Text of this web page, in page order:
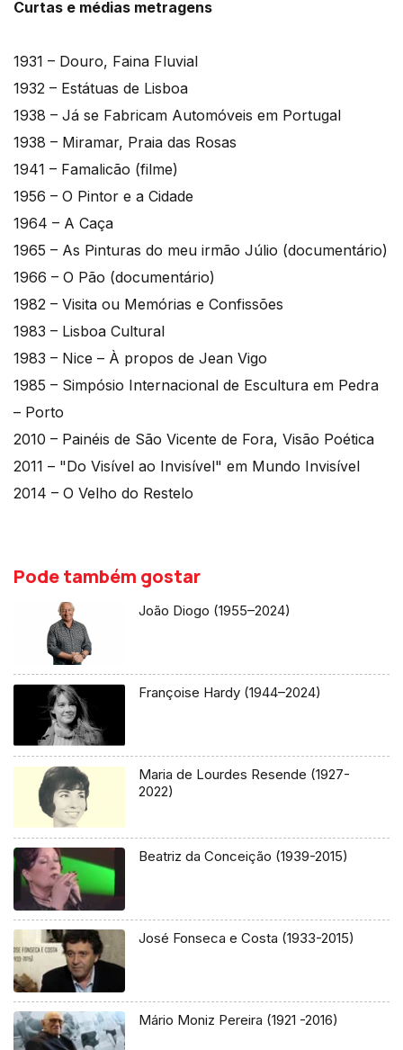
Curtas e médias metragens
1931 – Douro, Faina Fluvial
1932 – Estátuas de Lisboa
1938 – Já se Fabricam Automóveis em Portugal
1938 – Miramar, Praia das Rosas
1941 – Famalicão (filme)
1956 – O Pintor e a Cidade
1964 – A Caça
1965 – As Pinturas do meu irmão Júlio (documentário)
1966 – O Pão (documentário)
1982 – Visita ou Memórias e Confissões
1983 – Lisboa Cultural
1983 – Nice – À propos de Jean Vigo
1985 – Simpósio Internacional de Escultura em Pedra
– Porto
2010 – Painéis de São Vicente de Fora, Visão Poética
2011 – "Do Visível ao Invisível" em Mundo Invisível
2014 – O Velho do Restelo
Pode também gostar
João Diogo (1955–2024)
Françoise Hardy (1944–2024)
Maria de Lourdes Resende (1927-
2022)
Beatriz da Conceição (1939-2015)
José Fonseca e Costa (1933-2015)
Mário Moniz Pereira (1921 -2016)